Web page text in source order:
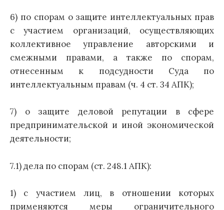
6) по спорам о защите интеллектуальных прав
с участием организаций, осуществляющих
коллективное управление авторскими и
смежными правами, а также по спорам,
отнесенным к подсудности Суда по
интеллектуальным правам (ч. 4 ст. 34 АПК);
7) о защите деловой репутации в сфере
предпринимательской и иной экономической
деятельности;
7.1) дела по спорам (ст. 248.1 АПК):
1) с участием лиц, в отношении которых
применяются меры ограничительного